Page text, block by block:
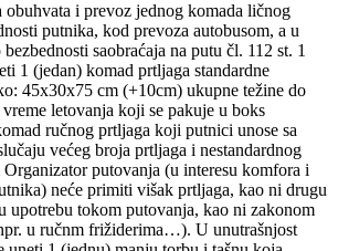
obuhvata i prevoz jednog komada ličnog
putnika, kod prevoza autobusom, a u
saobraćaja na putu čl. 112 st. 1
1 (jedan) komad prtljaga standardne
45x30x75 cm (+10cm) ukupne težine do
letovanja koji se pakuje u boks
ručnog prtljaga koji putnici unose sa
većeg broja prtljaga i nestandardnog
putovanja (u interesu komfora i
neće primiti višak prtljaga, kao ni drugu
upotrebu tokom putovanja, kao ni zakonom
u ručnm frižiderima…). U unutrašnjost